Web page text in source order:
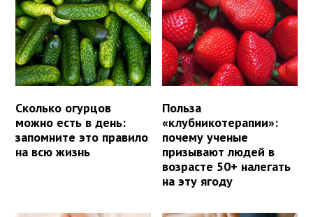
Сколько огурцов
можно есть в день:
запомните это правило
на всю жизнь
Польза
«клубникотерапии»:
почему ученые
призывают людей в
возрасте 50+ налегать
на эту ягоду